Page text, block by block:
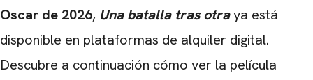
Oscar de 2026, Una batalla tras otraya está
disponible en plataformas de alquiler digital.
Descubre a continuación cómo ver la película